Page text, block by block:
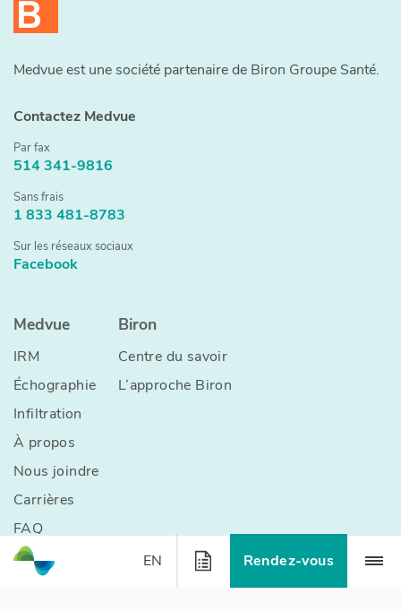
EN OrdonnanceRendez-vous
​​Medvue est une société partenaire de Biron Groupe Santé.
Contactez Medvue
Par fax
514 341-9816
Sans frais
1 833 481-8783
Sur les réseaux sociaux
Facebook
Medvue
IRM
Échographie
Infiltration
À propos
Nous joindre
Carrières
FAQ
Biron
Centre du savoir
L’approche Biron
Modalités d’utilisation du site web